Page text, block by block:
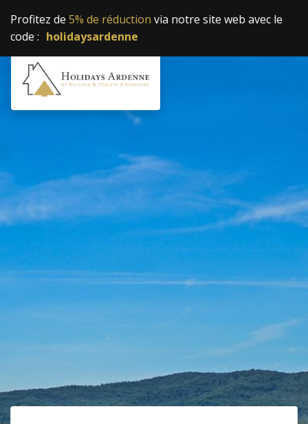
Profitez de 5% de réduction via notre site web avec le
code : holidaysardenne